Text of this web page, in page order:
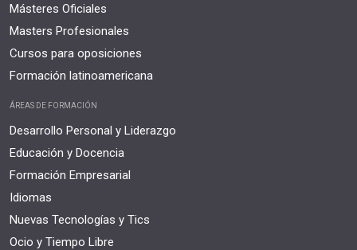
Másteres Oficiales
Masters Profesionales
Cursos para oposiciones
Formación latinoamericana
ÁREAS DE FORMACIÓN
Desarrollo Personal y Liderazgo
Educación y Docencia
Formación Empresarial
Idiomas
Nuevas Tecnologías y Tics
Ocio y Tiempo Libre